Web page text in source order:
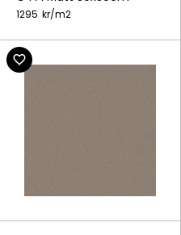
1295 kr/m2